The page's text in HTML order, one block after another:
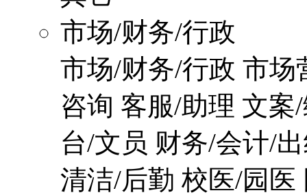
市场/财务/行政
市场/财务/行政 市场
咨询 客服/助理 文案
台/文员 财务/会计/
清洁/后勤 校医/园医